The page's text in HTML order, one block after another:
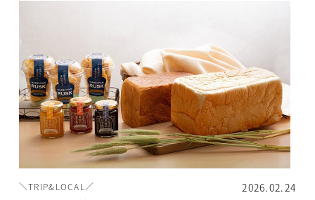
＼TRIP&LOCAL／ 2026.02.24